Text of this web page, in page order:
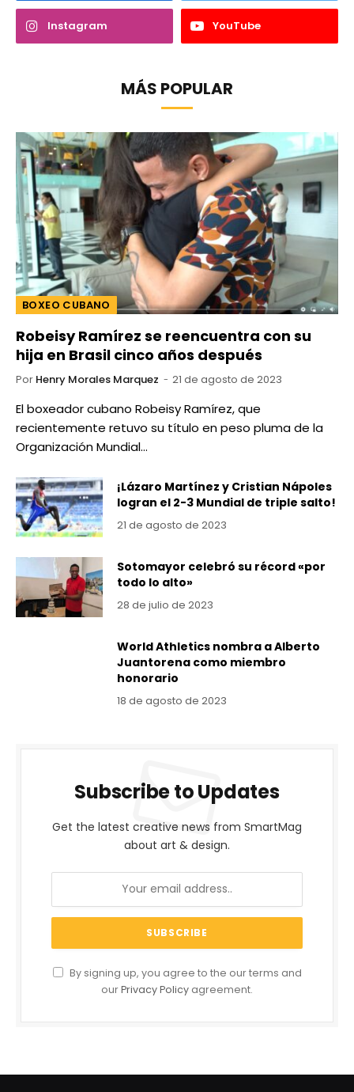
Instagram YouTube
MÁS POPULAR
BOXEO CUBANO
Robeisy Ramírez se reencuentra con su
hija en Brasil cinco años después
Por Henry Morales Marquez 21 de agosto de 2023
El boxeador cubano Robeisy Ramírez, que
recientemente retuvo su título en peso pluma de la
Organización Mundial…
¡Lázaro Martínez y Cristian Nápoles
logran el 2-3 Mundial de triple salto!
21 de agosto de 2023
Sotomayor celebró su récord «por
todo lo alto»
28 de julio de 2023
World Athletics nombra a Alberto
Juantorena como miembro
honorario
18 de agosto de 2023
Subscribe to Updates
Get the latest creative news from SmartMag
about art & design.
By signing up, you agree to the our terms and
ourPrivacy Policy agreement.